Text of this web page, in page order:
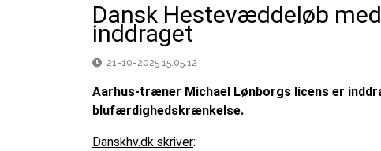
Dansk Hestevæddeløb
inddraget
21-10-2025 15:05:12
Aarhus-træner Michael Lønborgs licens er
blufærdighedskrænkelse.
Danskhv.dk skriver: